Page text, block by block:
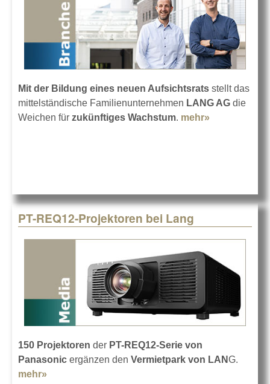
Mit der Bildung eines neuen Aufsichtsrats stellt das
mittelständische Familienunternehmen LANG AG die
Weichen für zukünftiges Wachstum. mehr»
PT-REQ12-Projektoren bei Lang
150 Projektoren der PT-REQ12-Serie von
Panasonic ergänzen den Vermietpark von LANG.
mehr»